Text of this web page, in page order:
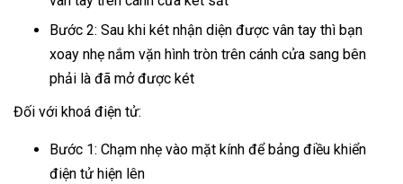
Bước 2: Sau khi két nhận diện được vân tay thì bạn
xoay nhẹ nắm vặn hình tròn trên cánh cửa sang bên
phải là đã mở được két
Đối với khoá điện tử:
Bước 1: Chạm nhẹ vào mặt kính để bảng điều khiển
điện tử hiện lên